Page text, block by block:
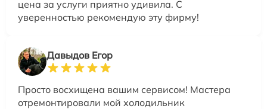
цена за услуги приятно удивила. С
уверенностью рекомендую эту фирму!
Давыдов Егор
Просто восхищена вашим сервисом! Мастера
отремонтировали мой холодильник